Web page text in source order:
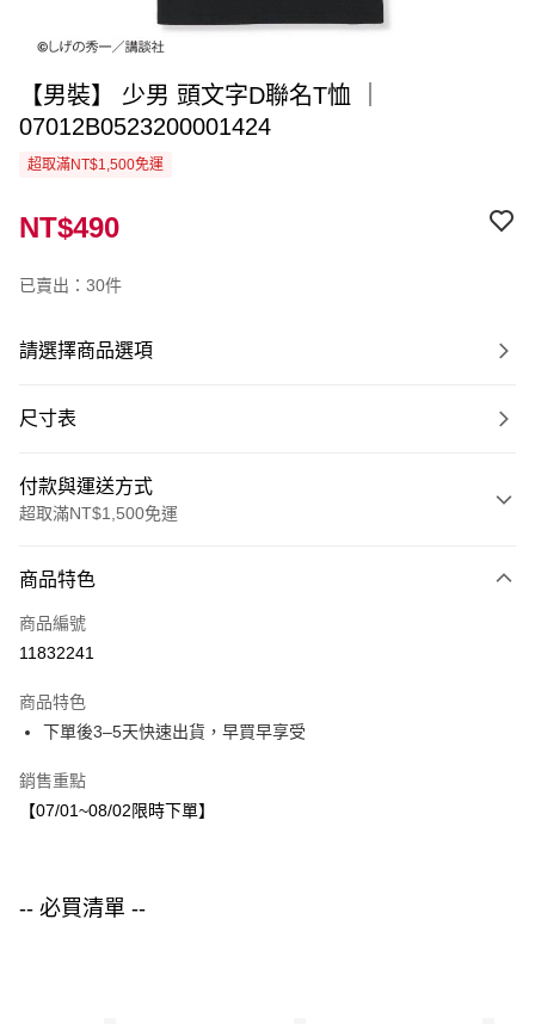
【男裝】 少男 頭文字D聯名T恤 ｜
07012B0523200001424
超取滿NT$1,500免運
NT$490
已賣出：30件
請選擇商品選項
尺寸表
付款與運送方式
超取滿NT$1,500免運
信用卡一次付款
LINE Pay
街口支付
悠遊付
每筆NT$80，滿NT$1,500(含以上)免運費
商品特色
商品編號
11832241
商品特色
下單後3–5天快速出貨，早買早享受
銷售重點
【07/01~08/02限時下單】
-- 必買清單 --